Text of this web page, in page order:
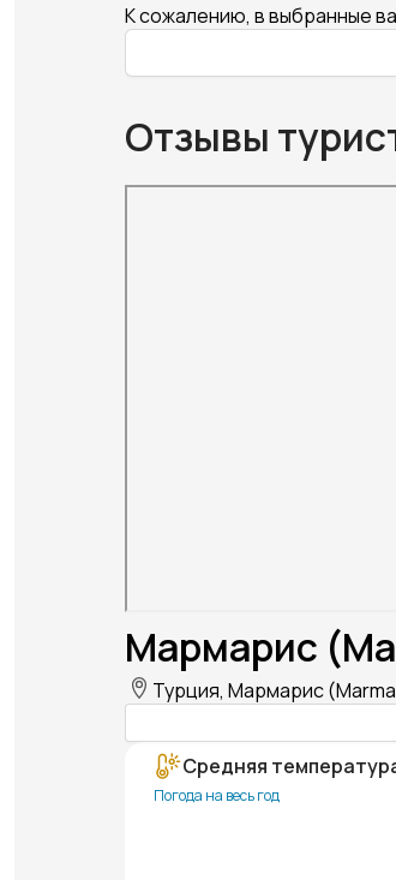
К сожалению, в выбранные
Отзывы
Мармарис
Турция, Мармарис
Средняя
Погода на весь год